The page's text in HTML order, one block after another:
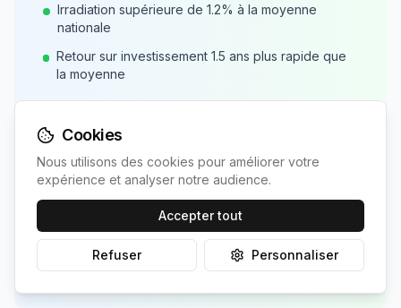
Irradiation supérieure de 1.2% à la moyenne
nationale
Retour sur investissement 1.5 ans plus rapide que
la moyenne
Recommandations
Profitez de l'irradiation de1214kWh/m²/an pour
maximiser votre production
installation adaptée
Amortissement en
ans grâce aux conditions
locales favorables
Cookies
Nous utilisons des cookies pour améliorer votre
expérience et analyser notre audience.
Accepter tout
Refuser Personnaliser